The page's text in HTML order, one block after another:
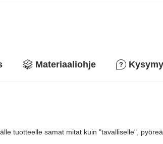
Materiaaliohje
tuotteelle samat mitat kuin "tavalliselle",